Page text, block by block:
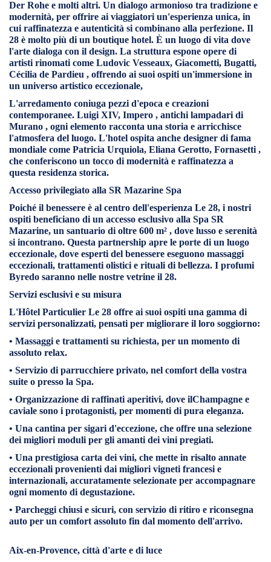
Der Rohe e molti altri. Un dialogo armonioso tra tradizione e
modernità, per offrire ai viaggiatori un'esperienza unica, in
cui raffinatezza e autenticità si combinano alla perfezione. Il
28 è molto più di un boutique hotel. È un luogo di vita dove
l'arte dialoga con il design. La struttura espone opere di
artisti rinomati come Ludovic Vesseaux, Giacometti, Bugatti,
Cécilia de Pardieu , offrendo ai suoi ospiti un'immersione in
un universo artistico eccezionale,
L'arredamento coniuga pezzi d'epoca e creazioni
contemporanee. Luigi XIV, Impero , antichi lampadari di
Murano , ogni elemento racconta una storia e arricchisce
l'atmosfera del luogo. L'hotel ospita anche designer di fama
mondiale come Patricia Urquiola, Eliana Gerotto, Fornasetti ,
che conferiscono un tocco di modernità e raffinatezza a
questa residenza storica.
Accesso privilegiato alla SR Mazarine Spa
Poiché il benessere è al centro dell'esperienza Le 28, i nostri
ospiti beneficiano di un accesso esclusivo alla Spa SR
Mazarine, un santuario di oltre 600 m² , dove lusso e serenità
si incontrano. Questa partnership apre le porte di un luogo
eccezionale, dove esperti del benessere eseguono massaggi
eccezionali, trattamenti olistici e rituali di bellezza. I profumi
Byredo saranno nelle nostre vetrine il 28.
Servizi esclusivi e su misura
L'Hôtel Particulier Le 28 offre ai suoi ospiti una gamma di
servizi personalizzati, pensati per migliorare il loro soggiorno:
• Massaggi e trattamenti su richiesta, per un momento di
assoluto relax.
• Servizio di parrucchiere privato, nel comfort della vostra
suite o presso la Spa.
• Organizzazione di raffinati aperitivi, dove ilChampagne e
caviale sono i protagonisti, per momenti di pura eleganza.
• Una cantina per sigari d'eccezione, che offre una selezione
dei migliori moduli per gli amanti dei vini pregiati.
• Una prestigiosa carta dei vini, che mette in risalto annate
eccezionali provenienti dai migliori vigneti francesi e
internazionali, accuratamente selezionate per accompagnare
ogni momento di degustazione.
• Parcheggi chiusi e sicuri, con servizio di ritiro e riconsegna
auto per un comfort assoluto fin dal momento dell'arrivo.
Aix-en-Provence, città d'arte e di luce